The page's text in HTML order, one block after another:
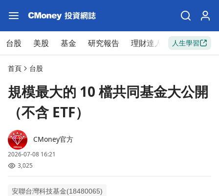
台股 美股 基金 研究報告 理財達人 新手入門
人生學習
首頁 台股
規模最大的 10 檔共同基金大公開
（不含 ETF）
CMoney官方
2026-07-08 16:21
3,025
安聯台灣科技基金(18480065)